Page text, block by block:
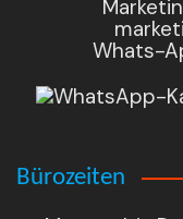
Whats-
Bürozeiten